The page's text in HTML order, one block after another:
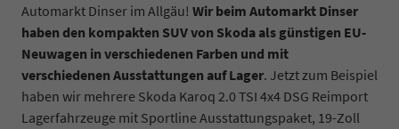
Automarkt Dinser im Allgäu! Wir beim Automarkt Dinser
haben den kompakten SUV von Skoda als günstigen EU-
Neuwagen in verschiedenen Farben und mit
verschiedenen Ausstattungen auf Lager. Jetzt zum Beispiel
haben wir mehrere Skoda Karoq 2.0 TSI 4x4 DSG Reimport
Lagerfahrzeuge mit Sportline Ausstattungspaket, 19-Zoll